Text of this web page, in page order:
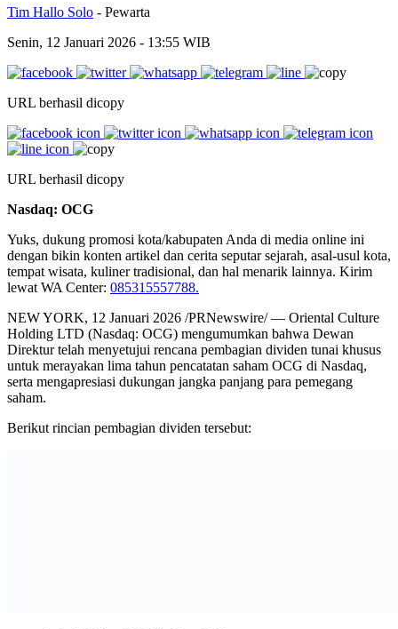
Tim Hallo Solo - Pewarta
Senin, 12 Januari 2026 - 13:55 WIB
URL berhasil dicopy
URL berhasil dicopy
Nasdaq: OCG
Yuks, dukung promosi kota/kabupaten Anda di media online ini
dengan bikin konten artikel dan cerita seputar sejarah, asal-usul kota,
tempat wisata, kuliner tradisional, dan hal menarik lainnya. Kirim
lewat WA Center: 085315557788.
NEW YORK, 12 Januari 2026 /PRNewswire/ — Oriental Culture
Holding LTD (Nasdaq: OCG) mengumumkan bahwa Dewan
Direktur telah menyetujui rencana pembagian dividen tunai khusus
untuk merayakan lima tahun pencatatan saham OCG di Nasdaq,
serta mengapresiasi dukungan jangka panjang para pemegang
saham.
Berikut rincian pembagian dividen tersebut: